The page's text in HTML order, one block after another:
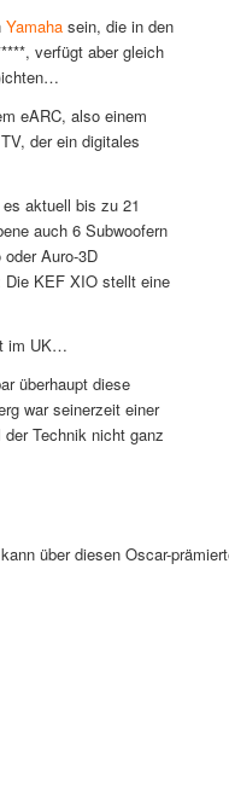
Yamaha sein, die in den
verfügt aber gleich
eARC, also einem
der ein digitales
aktuell bis zu 21
auch 6 Subwoofern
Auro-3D
Die KEF XIO stellt eine
im UK…
überhaupt diese
war seinerzeit einer
Technik nicht ganz
über diesen Oscar-